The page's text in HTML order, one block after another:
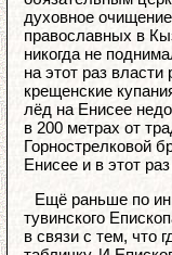
духовное
православных в
никогда не
на этот раз
крещенские
лёд на Енисее
в 200 метрах от
Горнострелковой
Енисее и в этот
Ещё раньше по
тувинского
в связи с тем, что